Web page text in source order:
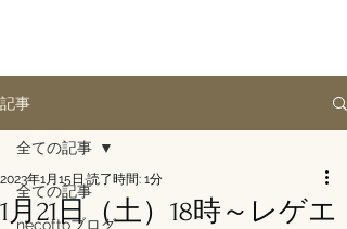
記事
全ての記事
necottoブログ
全ての記事
1月21日（土）18時～レゲエ
2023年1月15日 読了時間: 1分